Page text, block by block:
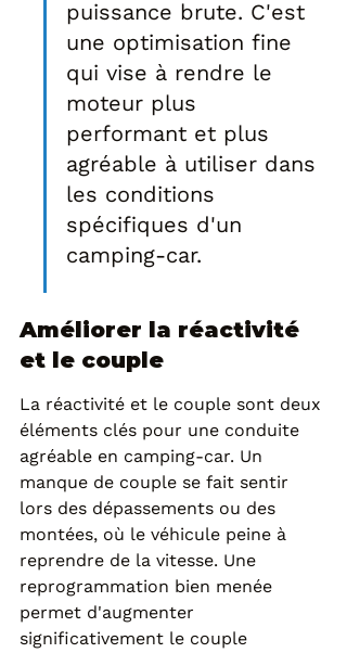
puissance brute. C'est
une optimisation fine
qui vise à rendre le
moteur plus
performant et plus
agréable à utiliser dans
les conditions
spécifiques d'un
camping-car.
Améliorer la réactivité
et le couple
La réactivité et le couple sont deux
éléments clés pour une conduite
agréable en camping-car. Un
manque de couple se fait sentir
lors des dépassements ou des
montées, où le véhicule peine à
reprendre de la vitesse. Une
reprogrammation bien menée
permet d'augmenter
significativement le couple